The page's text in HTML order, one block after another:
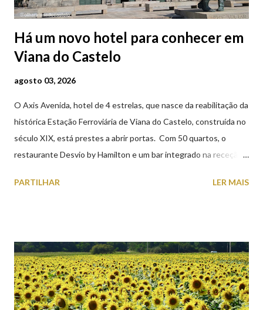
Há um novo hotel para conhecer em
Viana do Castelo
agosto 03, 2026
O Axis Avenida, hotel de 4 estrelas, que nasce da reabilitação da
histórica Estação Ferroviária de Viana do Castelo, construída no
século XIX, está prestes a abrir portas. Com 50 quartos, o
restaurante Desvio by Hamilton e um bar integrado na receção,
peças históricas cedidas pela IP Património que homenageiam a
PARTILHAR LER MAIS